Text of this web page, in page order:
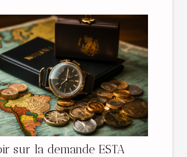
sur la demande ESTA